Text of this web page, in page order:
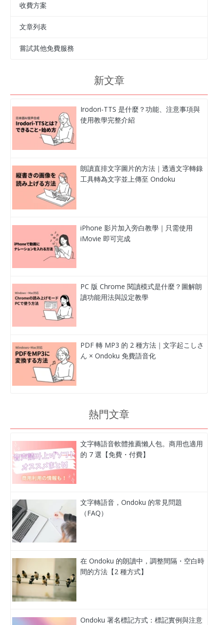
收費方案
文章列表
嘗試其他免費服務
新文章
Irodori-TTS 是什麼？功能、注意事項與
使用教學完整介紹
朗讀直排文字圖片的方法｜透過文字轉錄
工具轉為文字並上傳至 Ondoku
iPhone 影片加入旁白教學｜只需使用
iMovie 即可完成
PC 版 Chrome 閱讀模式是什麼？圖解朗
讀功能用法與設定教學
PDF 轉 MP3 的 2 種方法｜文字起こしさ
ん × Ondoku 免費語音化
熱門文章
文字轉語音軟體推薦懶人包。商用也適用
的 7 選【免費・付費】
文字轉語音，Ondoku 的常見問題
（FAQ）
在 Ondoku 的朗讀中，調整間隔・空白時
間的方法【2 種方式】
Ondoku 署名標記方式：標記實例與注意